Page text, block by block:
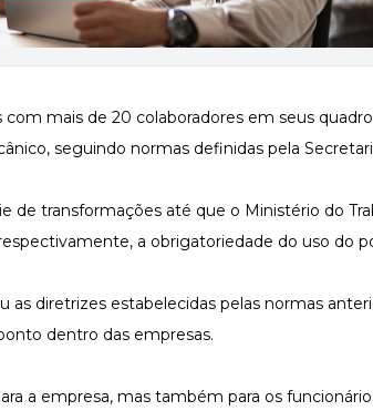
mais de 20 colaboradores em seus
seguindo normas definidas pela
de transformações até que o Ministério do
a obrigatoriedade do uso do
as diretrizes estabelecidas pelas normas
dentro das empresas.
a empresa, mas também para os